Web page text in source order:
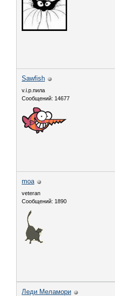
Sawfish
v.i.p.пила
Сообщений: 14677
moa
veteran
Сообщений: 1890
Леди Меламори